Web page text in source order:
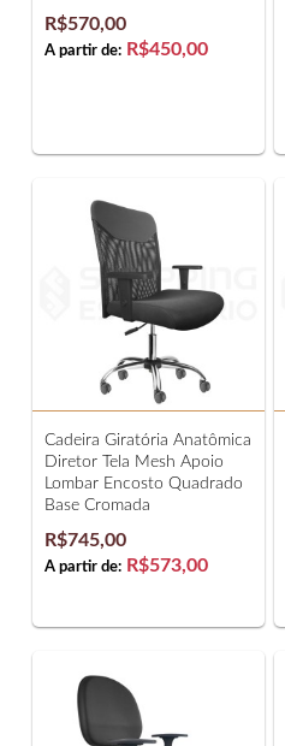
R$570,00
A partir de: R$450,00
Cadeira Giratória Anatômica
Diretor Tela Mesh Apoio
Lombar Encosto Quadrado
Base Cromada
R$745,00
A partir de: R$573,00